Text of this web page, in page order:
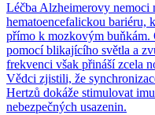
Léčba Alzheimerovy nemoci
hematoencefalickou bariéru,
přímo k mozkovým buňkám.
pomocí blikajícího světla a
frekvenci však přináší zcela
Vědci zjistili, že
Hertzů dokáže stimulovat
nebezpečných usazenin.